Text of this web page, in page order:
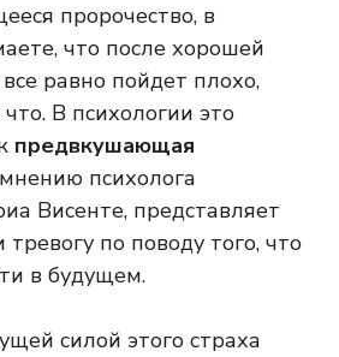
пророчество, в
что после хорошей
равно пойдет плохо,
В психологии это
предвкушающая
психолога
Висенте, представляет
тревогу по поводу того, что
в будущем.
силой этого страха